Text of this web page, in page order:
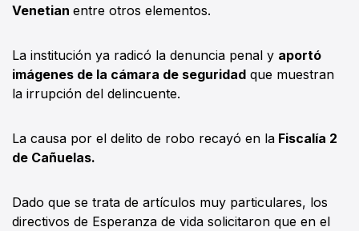
Venetian entre otros elementos.
La institución ya radicó la denuncia penal y aportó
imágenes de la cámara de seguridad que muestran
la irrupción del delincuente.
La causa por el delito de robo recayó en la Fiscalía 2
de Cañuelas.
Dado que se trata de artículos muy particulares, los
directivos de Esperanza de vida solicitaron que en el